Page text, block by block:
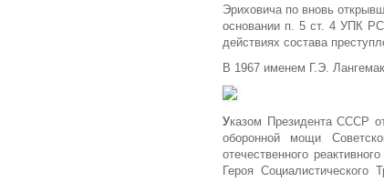
Эриховича по вновь
основании п. 5 ст. 4 УПК
действиях состава
В 1967 именем Г.Э.
Указом Президента СССР
оборонной мощи
отечественного
Героя